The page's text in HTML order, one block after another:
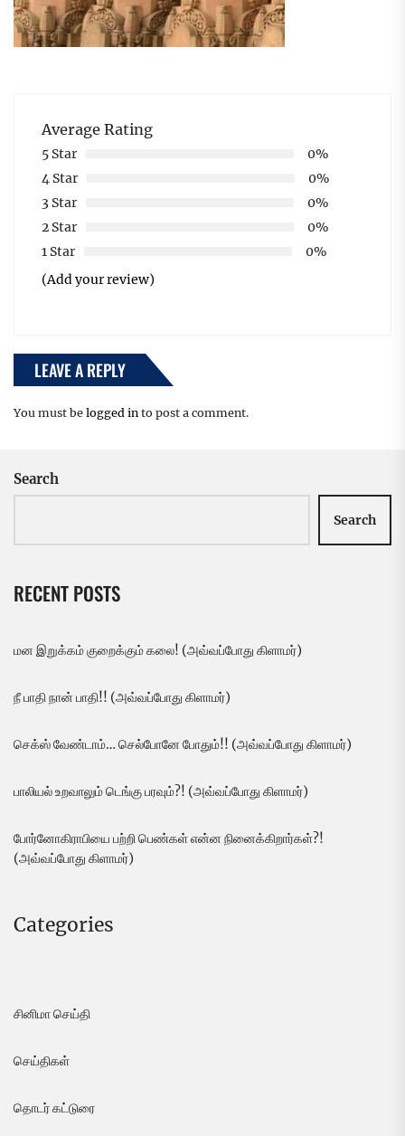
Average Rating
5 Star
0%
4 Star
0%
3 Star
0%
2 Star
0%
1 Star
0%
(Add your review)
LEAVE A REPLY
You must be logged in to post a comment.
Search
Search
RECENT POSTS
மன இறுக்கம் குறைக்கும் கலை! (அவ்வப்போது கிளாமர்)
நீ பாதி நான் பாதி!! (அவ்வப்போது கிளாமர்)
செக்ஸ் வேண்டாம்… செல்போனே போதும்!! (அவ்வப்போது கிளாமர்)
பாலியல் உறவாலும் டெங்கு பரவும்?! (அவ்வப்போது கிளாமர்)
போர்னோகிராபியை பற்றி பெண்கள் என்ன நினைக்கிறார்கள்?!
(அவ்வப்போது கிளாமர்)
Categories
சினிமா செய்தி
செய்திகள்
தொடர் கட்டுரை